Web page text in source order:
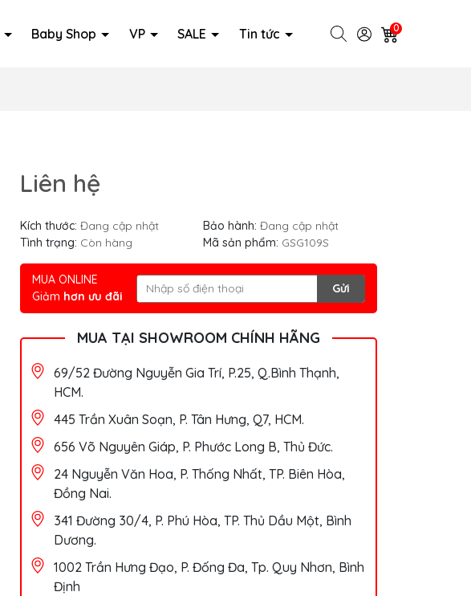
Baby Shop VP SALE Tin tức 0
Liên hệ
Kích thước: Đang cập nhật Bảo hành: Đang cập nhật
Tình trạng: Còn hàng Mã sản phẩm: GSG109S
MUA ONLINE
Giảm hơn ưu đãi
Gửi
MUA TẠI SHOWROOM CHÍNH HÃNG
69/52 Đường Nguyễn Gia Trí, P.25, Q.Bình Thạnh,
HCM.
445 Trần Xuân Soạn, P. Tân Hưng, Q7, HCM.
656 Võ Nguyên Giáp, P. Phước Long B, Thủ Đức.
24 Nguyễn Văn Hoa, P. Thống Nhất, TP. Biên Hòa,
Đồng Nai.
341 Đường 30/4, P. Phú Hòa, TP. Thủ Dầu Một, Bình
Dương.
1002 Trần Hưng Đạo, P. Đống Đa, Tp. Quy Nhơn, Bình
Định